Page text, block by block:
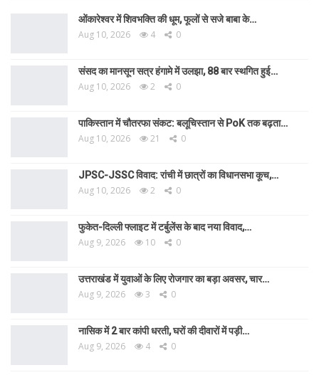
ओंकारेश्वर में शिवभक्ति की धूम, फूलों से सजे बाबा के…
Aug 10, 2026 4 0
संसद का मानसून सत्र हंगामे में उलझा, 88 बार स्थगित हुई…
Aug 10, 2026 2 0
पाकिस्तान में चौतरफा संकट: बलूचिस्तान से PoK तक बढ़ता…
Aug 10, 2026 21 0
JPSC-JSSC विवाद: रांची में छात्रों का विधानसभा कूच,…
Aug 10, 2026 2 0
फुकेत-दिल्ली फ्लाइट में टर्बुलेंस के बाद नया विवाद,…
Aug 9, 2026 10 0
उत्तराखंड में युवाओं के लिए रोजगार का बड़ा अवसर, चार…
Aug 9, 2026 3 0
नासिक में 2 बार कांपी धरती, घरों की दीवारों में पड़ी…
Aug 9, 2026 4 0